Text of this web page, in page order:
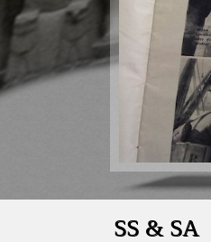
SS & SA